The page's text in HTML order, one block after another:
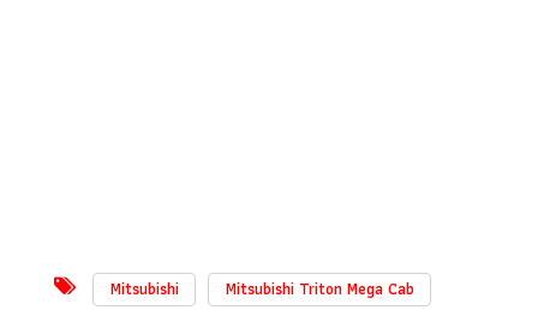
Mitsubishi
Mitsubishi Triton Mega Cab